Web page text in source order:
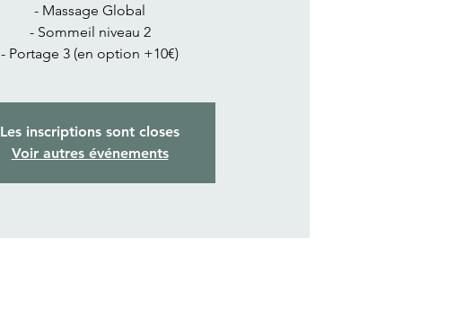
- Massage Global
- Sommeil niveau 2
- Portage 3 (en option +10€)
Les inscriptions sont closes
Voir autres événements